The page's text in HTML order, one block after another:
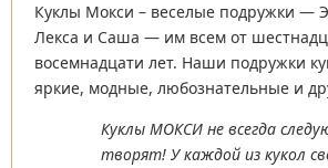
Куклы Мокси – веселые подружки —
Лекса и Саша — им всем от
восемнадцати лет. Наши подружки
яркие, модные, любознательные и
Куклы МОКСИ не всегда
творят! У каждой из кукол